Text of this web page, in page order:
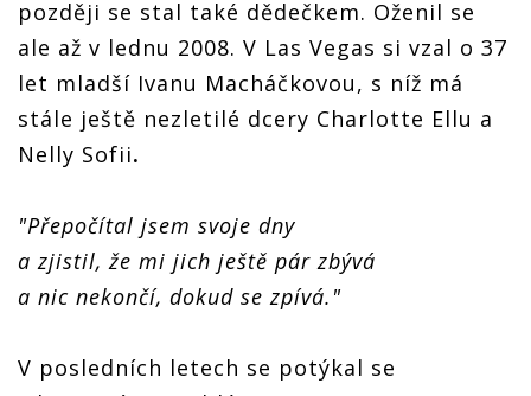
později se stal také dědečkem. Oženil se
ale až v lednu 2008. V Las Vegas si vzal o 37
let mladší Ivanu Macháčkovou, s níž má
stále ještě nezletilé dcery Charlotte Ellu a
Nelly Sofii.
"Přepočítal jsem svoje dny
a zjistil, že mi jich ještě pár zbývá
a nic nekončí, dokud se zpívá."
V posledních letech se potýkal se